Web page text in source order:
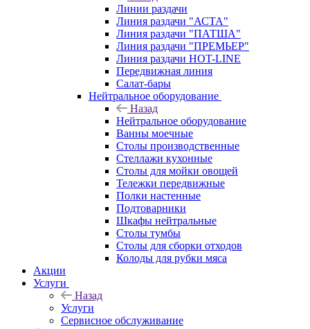
Линии раздачи
Линия раздачи "АСТА"
Линия раздачи "ПАТША"
Линия раздачи "ПРЕМЬЕР"
Линия раздачи HOT-LINE
Передвижная линия
Салат-бары
Нейтральное оборудование
Назад
Нейтральное оборудование
Ванны моечные
Столы производственные
Стеллажи кухонные
Столы для мойки овощей
Тележки передвижные
Полки настенные
Подтоварники
Шкафы нейтральные
Столы тумбы
Столы для сборки отходов
Колоды для рубки мяса
Акции
Услуги
Назад
Услуги
Сервисное обслуживание